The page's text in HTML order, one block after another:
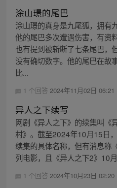
涂山璟的尾巴
涂山璟的真身是九尾狐，拥有
他的尾巴多次遭遇伤害，有资
也有提到被斩断了七条尾巴，
没有确切数字。他的尾巴在故
比...
1 个回答 2024年11月02日 06:21
异人之下续写
网剧《异人之下》的续集叫《
村》。截至2024年10月15日
续集的具体名称，但有消息称
列电影，且《异人之下2》10
1 个回答 2024年10月23日 02:20